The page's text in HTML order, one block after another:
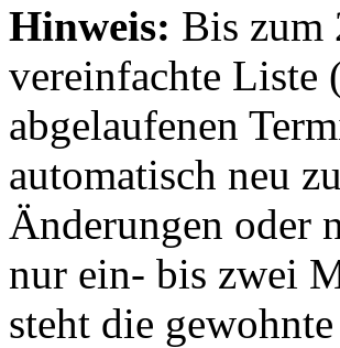
Hinweis: Bis zum
vereinfachte Liste
abgelaufenen
automatisch neu
Änderungen oder
nur ein- bis zwei
steht die